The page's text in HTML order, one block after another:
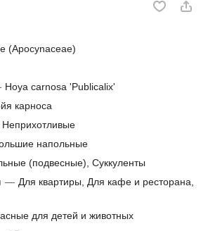
(Apocynaceae)
Hoya carnosa 'Publicalix'
карноса
Неприхотливые
напольные
(подвесные), Суккуленты
— Для квартиры, Для кафе и ресторана,
для детей и животных